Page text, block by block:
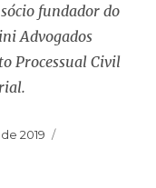
fundador do
Advogados
Processual Civil
2019